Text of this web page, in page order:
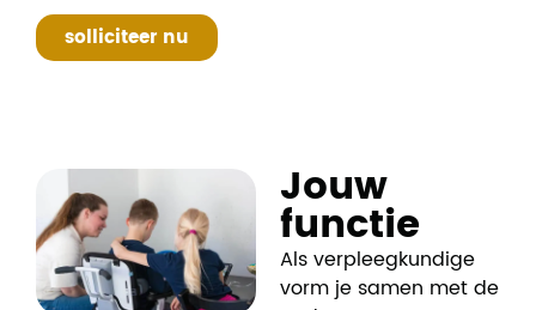
solliciteer nu
Jouw
functie
Als verpleegkundige
vorm je samen met de